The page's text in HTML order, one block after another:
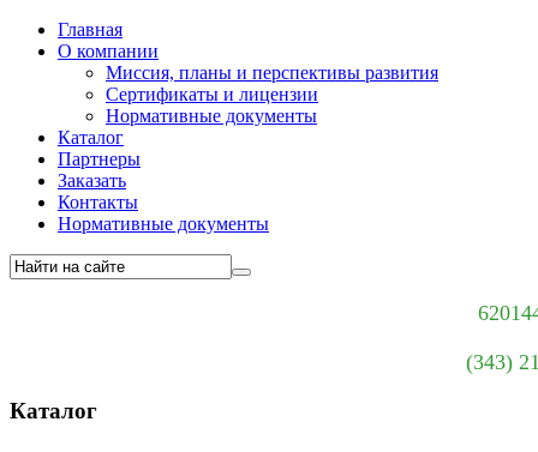
Главная
О компании
Миссия, планы и перспективы развития
Сертификаты и лицензии
Нормативные документы
Каталог
Партнеры
Заказать
Контакты
Нормативные документы
(343)
Каталог